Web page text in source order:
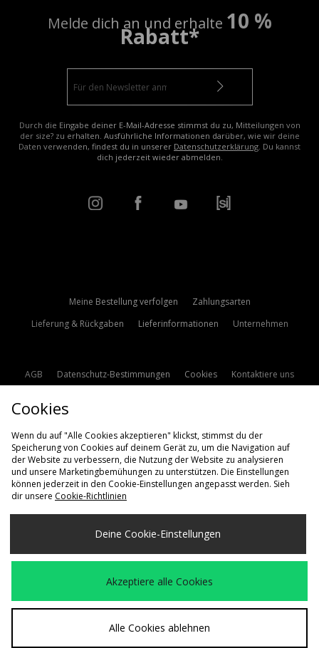
Melde dich an und erhalte 10 %
Rabatt*
Durch die Eingabe deiner E-Mail-Adresse stimmst du zu, Mitteilungen von
der size? zu erhalten. Ausführliche Informationen darüber, wie wir deine
Daten verwenden, findest du in unserer Datenschutzerklärung. Du kannst
dich jederzeit wieder abmelden.
Meine Bestellung verfolgen
Zahlungsarten
Lieferung & Rückgaben
Lieferinformationen Unternehmen
AGB Datenschutz-Bestimmungen Cookies
Kontaktiere uns
Lieferung Nach
Deutschland
Wir akzeptieren die folgenden Zahlungsmethoden
Besuchen Sie unsere Unternehmens-Website auf
Cookies
Wenn du auf "Alle Cookies akzeptieren" klickst, stimmst du der
Speicherung von Cookies auf deinem Gerät zu, um die Navigation auf
der Website zu verbessern, die Nutzung der Website zu analysieren
und unsere Marketingbemühungen zu unterstützen. Die Einstellungen
können jederzeit in den Cookie-Einstellungen angepasst werden. Sieh
dir unsere Cookie-Richtlinien
Deine Cookie-Einstellungen
Akzeptiere alle Cookies
Alle Cookies ablehnen